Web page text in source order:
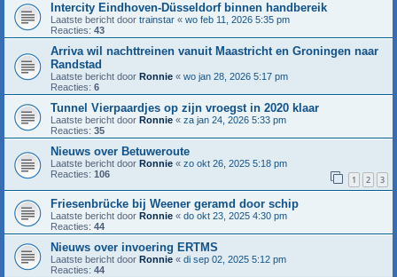
Intercity Eindhoven-Düsseldorf binnen handbereik
Laatste bericht door trainstar « wo feb 11, 2026 5:35 pm
Reacties: 43
Arriva wil nachttreinen vanuit Maastricht en Groningen naar
Randstad
Laatste bericht door Ronnie « wo jan 28, 2026 5:17 pm
Reacties: 6
Tunnel Vierpaardjes op zijn vroegst in 2020 klaar
Laatste bericht door Ronnie « za jan 24, 2026 5:33 pm
Reacties: 35
Nieuws over Betuweroute
Laatste bericht door Ronnie « zo okt 26, 2025 5:18 pm
Reacties: 106 1 2 3
Friesenbrücke bij Weener geramd door schip
Laatste bericht door Ronnie « do okt 23, 2025 4:30 pm
Reacties: 44
Nieuws over invoering ERTMS
Laatste bericht door Ronnie « di sep 02, 2025 5:12 pm
Reacties: 44